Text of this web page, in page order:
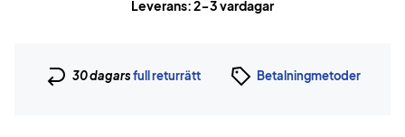
Leverans: 2-3 vardagar
30 dagarsfull returrätt Betalningmetoder